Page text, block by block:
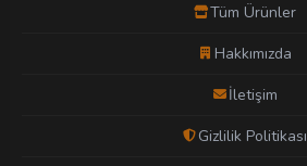
Tüm Ürünler
Hakkımızda
İletişim
Gizlilik Politikası